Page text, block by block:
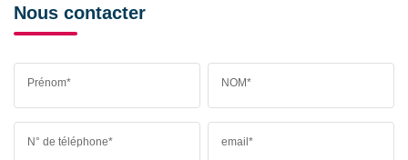
Nous contacter
Prénom* NOM*
N° de téléphone* email*